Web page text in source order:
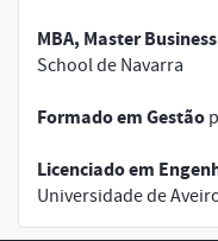
MBA, Master
School de Navarra
Formado em Gestão
Licenciado em
Universidade de